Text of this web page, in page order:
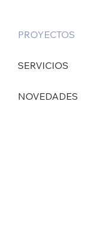
PROYECTOS
SERVICIOS
NOVEDADES